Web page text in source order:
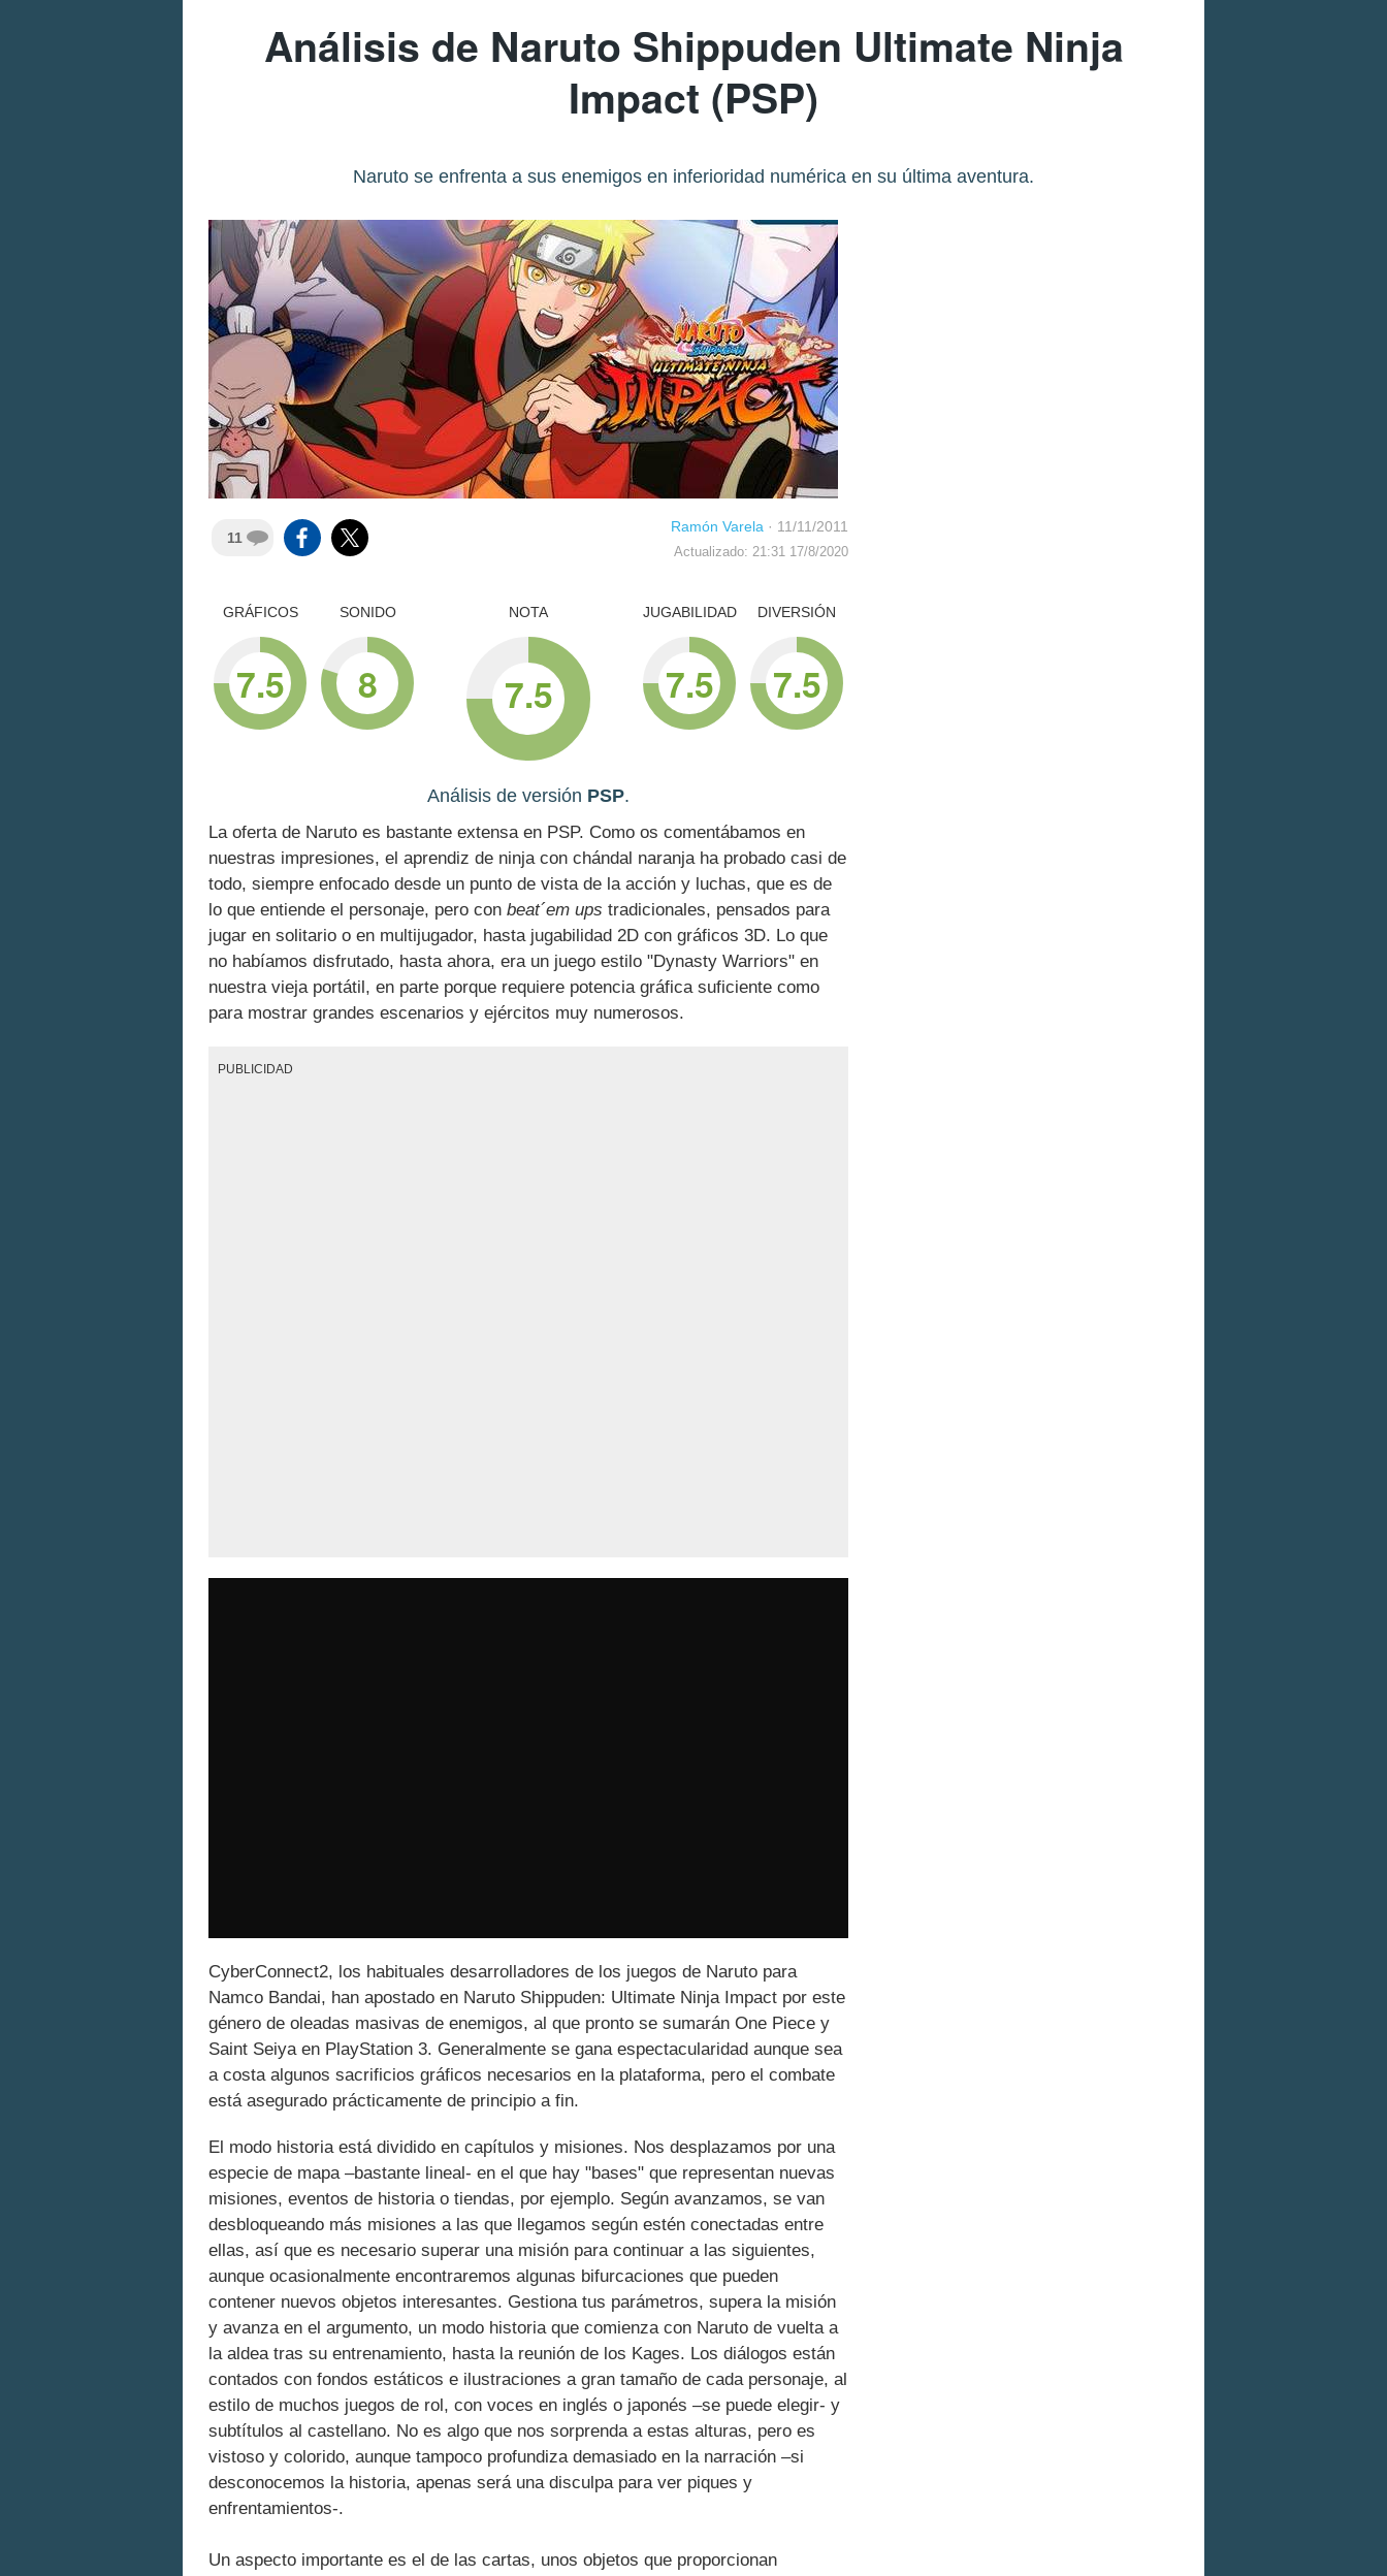
Análisis de Naruto Shippuden Ultimate Ninja
Impact (PSP)
Naruto se enfrenta a sus enemigos en inferioridad numérica en su última aventura.
11
Ramón Varela · 11/11/2011
Actualizado: 21:31 17/8/2020
GRÁFICOS
7.5
SONIDO
8
NOTA
7.5
DIVERSIÓN
7.5
JUGABILIDAD
7.5
Análisis de versión PSP.
La oferta de Naruto es bastante extensa en PSP. Como os comentábamos en
nuestras impresiones, el aprendiz de ninja con chándal naranja ha probado casi de
todo, siempre enfocado desde un punto de vista de la acción y luchas, que es de
lo que entiende el personaje, pero con beat´em ups tradicionales, pensados para
jugar en solitario o en multijugador, hasta jugabilidad 2D con gráficos 3D. Lo que
no habíamos disfrutado, hasta ahora, era un juego estilo "Dynasty Warriors" en
nuestra vieja portátil, en parte porque requiere potencia gráfica suficiente como
para mostrar grandes escenarios y ejércitos muy numerosos.
PUBLICIDAD
CyberConnect2, los habituales desarrolladores de los juegos de Naruto para
Namco Bandai, han apostado en Naruto Shippuden: Ultimate Ninja Impact por este
género de oleadas masivas de enemigos, al que pronto se sumarán One Piece y
Saint Seiya en PlayStation 3. Generalmente se gana espectacularidad aunque sea
a costa algunos sacrificios gráficos necesarios en la plataforma, pero el combate
está asegurado prácticamente de principio a fin.
El modo historia está dividido en capítulos y misiones. Nos desplazamos por una
especie de mapa –bastante lineal- en el que hay "bases" que representan nuevas
misiones, eventos de historia o tiendas, por ejemplo. Según avanzamos, se van
desbloqueando más misiones a las que llegamos según estén conectadas entre
ellas, así que es necesario superar una misión para continuar a las siguientes,
aunque ocasionalmente encontraremos algunas bifurcaciones que pueden
contener nuevos objetos interesantes. Gestiona tus parámetros, supera la misión
y avanza en el argumento, un modo historia que comienza con Naruto de vuelta a
la aldea tras su entrenamiento, hasta la reunión de los Kages. Los diálogos están
contados con fondos estáticos e ilustraciones a gran tamaño de cada personaje, al
estilo de muchos juegos de rol, con voces en inglés o japonés –se puede elegir- y
subtítulos al castellano. No es algo que nos sorprenda a estas alturas, pero es
vistoso y colorido, aunque tampoco profundiza demasiado en la narración –si
desconocemos la historia, apenas será una disculpa para ver piques y
enfrentamientos-.
Un aspecto importante es el de las cartas, unos objetos que proporcionan